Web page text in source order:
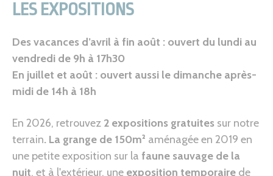
LES EXPOSITIONS
Des vacances d’avril à fin août : ouvert du lundi au
vendredi de 9h à 17h30
En juillet et août : ouvert aussi le dimanche après-
midi de 14h à 18h
En 2026, retrouvez 2 expositions gratuites sur notre
terrain. La grange de 150m² aménagée en 2019 en
une petite exposition sur la faune sauvage de la
nuit, et à l'extérieur, une exposition temporaire de